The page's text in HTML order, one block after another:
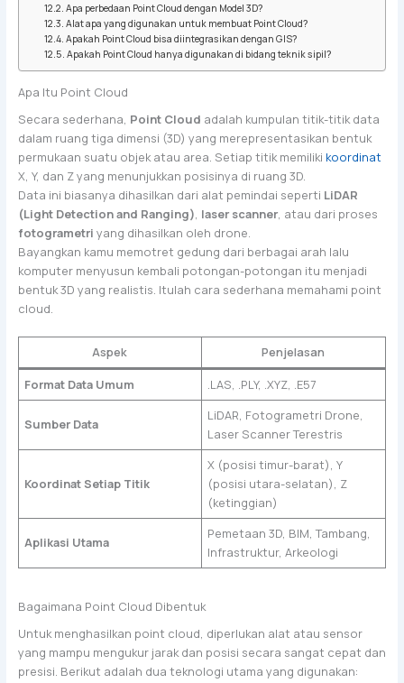
Apa perbedaan Point Cloud dengan Model 3D?
Alat apa yang digunakan untuk membuat Point Cloud?
Apakah Point Cloud bisa diintegrasikan dengan GIS?
Apakah Point Cloud hanya digunakan di bidang teknik sipil?
Apa Itu Point Cloud
Secara sederhana, Point Cloud adalah kumpulan titik-titik data
dalam ruang tiga dimensi (3D) yang merepresentasikan bentuk
permukaan suatu objek atau area. Setiap titik memiliki koordinat
X, Y, dan Z yang menunjukkan posisinya di ruang 3D.
Data ini biasanya dihasilkan dari alat pemindai seperti LiDAR
(Light Detection and Ranging), laser scanner, atau dari proses
fotogrametri yang dihasilkan oleh drone.
Bayangkan kamu memotret gedung dari berbagai arah lalu
komputer menyusun kembali potongan-potongan itu menjadi
bentuk 3D yang realistis. Itulah cara sederhana memahami point
cloud.
Aspek
Penjelasan
Format Data Umum
.LAS, .PLY, .XYZ, .E57
Sumber Data
LiDAR, Fotogrametri Drone,
Laser Scanner Terestris
Koordinat Setiap Titik
X (posisi timur-barat), Y
(posisi utara-selatan), Z
(ketinggian)
Aplikasi Utama
Pemetaan 3D, BIM, Tambang,
Infrastruktur, Arkeologi
Bagaimana Point Cloud Dibentuk
Untuk menghasilkan point cloud, diperlukan alat atau sensor
yang mampu mengukur jarak dan posisi secara sangat cepat dan
presisi. Berikut adalah dua teknologi utama yang digunakan: